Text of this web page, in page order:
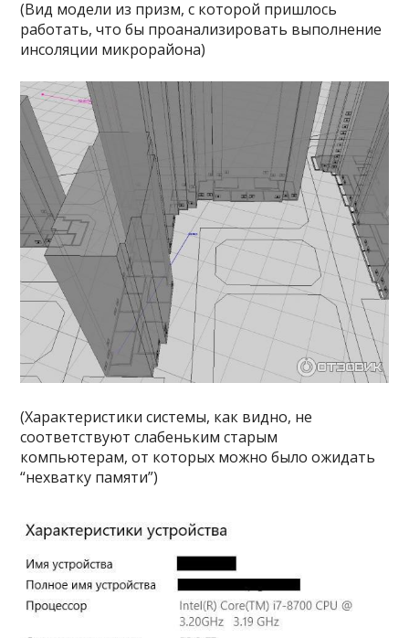
(Вид модели из призм, с которой пришлось
работать, что бы проанализировать выполнение
инсоляции микрорайона)
(Характеристики системы, как видно, не
соответствуют слабеньким старым
компьютерам, от которых можно было ожидать
“нехватку памяти”)